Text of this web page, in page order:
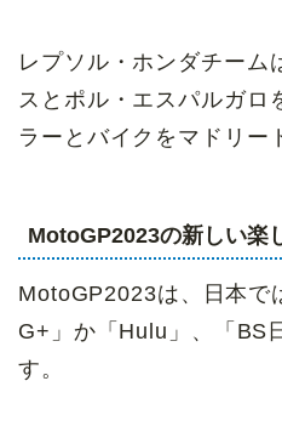
レプソル・ホンダチーム
スとポル・エスパルガロ
ラーとバイクをマドリー
MotoGP2023の新しい楽
MotoGP2023は、日本で
G+」か「Hulu」、「BS
す。